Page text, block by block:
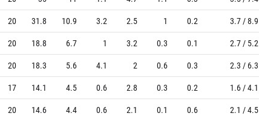
20 31.8 10.9 3.2 2.5 1 0.2 3.7 / 8.9
20 18.8 6.7 1 3.2 0.3 0.1 2.7 / 5.2
20 18.3 5.6 4.1 2 0.6 0.3 2.3 / 6.3
17 14.1 4.5 0.6 2.8 0.3 0.2 1.6 / 4.1
20 14.6 4.4 0.6 2.1 0.1 0.6 2.1 / 4.5